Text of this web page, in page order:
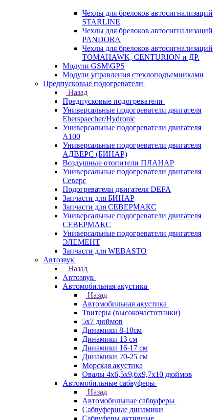
Чехлы для брелоков автосигнализаций
STARLINE
Чехлы для брелоков автосигнализаций
PANDORA
Чехлы для брелоков автосигнализаций
TOMAHAWK, CENTURION и ДР.
Модули GSM\GPS
Модули управления стеклоподъемниками
Предпусковые подогреватели
Назад
Предпусковые подогреватели
Универсальные подогреватели двигателя
Eberspaecher/Hydronic
Универсальные подогреватели двигателя
A100
Универсальные подогреватели двигателя
АДВЕРС (БИНАР)
Воздушные отопители ПЛАНАР
Универсальные подогреватели двигателя
Северс
Подогреватели двигателя DEFA
Запчасти для БИНАР
Запчасти для СЕВЕРМАКС
Универсальные подогреватели двигателя
СЕВЕРМАКС
Универсальные подогреватели двигателя
ЭЛЕМЕНТ
Запчасти для WEBASTO
Автозвук
Назад
Автозвук
Автомобильная акустика
Назад
Автомобильная акустика
Твитеры (высокочастотники)
5x7 дюймов
Динамики 8-10см
Динамики 13 см
Динамики 16-17 см
Динамики 20-25 см
Морская акустика
Овалы 4х6,5х9,6x9,7х10 дюймов
Автомобильные сабвуферы
Назад
Автомобильные сабвуферы
Сабвуферные динамики
Сабвуферы активные